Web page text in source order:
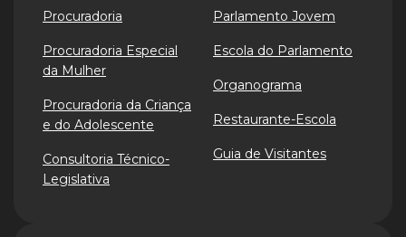
Procuradoria
Procuradoria Especial
da Mulher
Procuradoria da Criança
e do Adolescente
Consultoria Técnico-
Legislativa
Parlamento Jovem
Escola do Parlamento
Organograma
Restaurante-Escola
Guia de Visitantes